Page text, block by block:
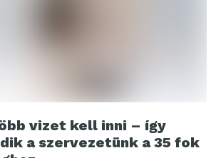
vizet kell inni – így
a szervezetünk a 35 fok